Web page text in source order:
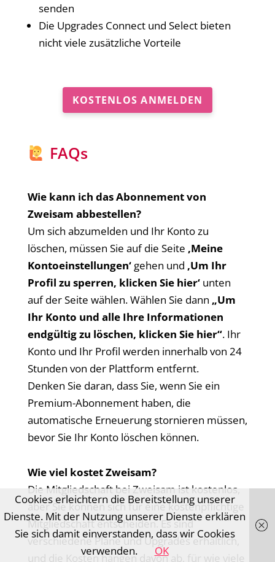
senden
Die Upgrades Connect und Select bieten
nicht viele zusätzliche Vorteile
KOSTENLOS ANMELDEN
FAQs
Wie kann ich das Abonnement von
Zweisam abbestellen?
Um sich abzumelden und Ihr Konto zu
löschen, müssen Sie auf die Seite ‚Meine
Kontoeinstellungen‘ gehen und ‚Um Ihr
Profil zu sperren, klicken Sie hier‘ unten
auf der Seite wählen. Wählen Sie dann „Um
Ihr Konto und alle Ihre Informationen
endgültig zu löschen, klicken Sie hier“. Ihr
Konto und Ihr Profil werden innerhalb von 24
Stunden von der Plattform entfernt.
Denken Sie daran, dass Sie, wenn Sie ein
Premium-Abonnement haben, die
automatische Erneuerung stornieren müssen,
bevor Sie Ihr Konto löschen können.
Wie viel kostet Zweisam?
Die Mitgliedschaft bei Zweisam ist kostenlos,
aber Sie können sich für eine kostenpflichtige
Mitgliedschaft entscheiden. Es sind
verschiedene Pläne und Upgrades erhältlich,
und die Kosten hängen davon ab, für wie viele
Cookies erleichtern die Bereitstellung unserer
Dienste. Mit der Nutzung unserer Dienste erklären
Sie sich damit einverstanden, dass wir Cookies
verwenden.
OK